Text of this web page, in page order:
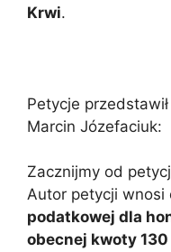
Krwi.
Petycje
Marcin Józefaciuk:
Zacznijmy od
Autor petycji wnosi
podatkowej dla
obecnej kwoty